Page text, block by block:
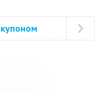
купоном